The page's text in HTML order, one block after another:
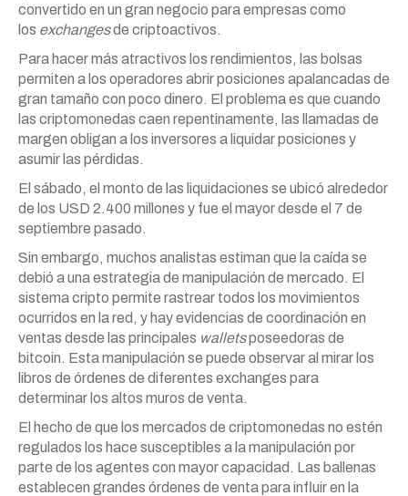
convertido en un gran negocio para empresas como
los exchangesde criptoactivos.
Para hacer más atractivos los rendimientos, las bolsas
permiten a los operadores abrir posiciones apalancadas de
gran tamaño con poco dinero. El problema es que cuando
las criptomonedas caen repentinamente, las llamadas de
margen obligan a los inversores a liquidar posiciones y
asumir las pérdidas.
El sábado, el monto de las liquidaciones se ubicó alrededor
de los USD 2.400 millones y fue el mayor desde el 7 de
septiembre pasado.
Sin embargo, muchos analistas estiman que la caída se
debió a una estrategia de manipulación de mercado. El
sistema cripto permite rastrear todos los movimientos
ocurridos en la red, y hay evidencias de coordinación en
ventas desde las principales walletsposeedoras de
bitcoin. Esta manipulación se puede observar al mirar los
libros de órdenes de diferentes exchanges para
determinar los altos muros de venta.
El hecho de que los mercados de criptomonedas no estén
regulados los hace susceptibles a la manipulación por
parte de los agentes con mayor capacidad. Las ballenas
establecen grandes órdenes de venta para influir en la